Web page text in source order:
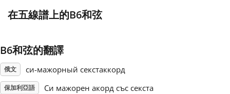
Italiano
日本語
Polski
在五線譜上的B6和弦
B6和弦的翻譯
俄文 си-мажорный секстаккорд
保加利亞語 Си мажорен акорд със секста